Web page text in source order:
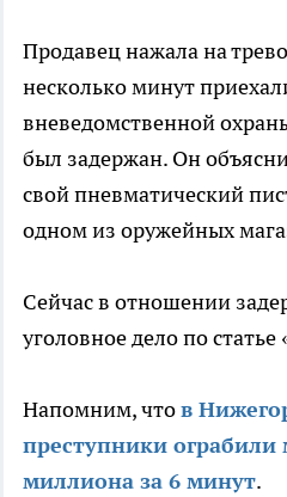
Продавец нажала на
несколько минут
вневедомственной
был задержан. Он
свой пневматический
одном из оружейных
Сейчас в отношении
уголовное дело по статье
Напомним, чтов
преступники ограбили
миллиона за 6 минут.